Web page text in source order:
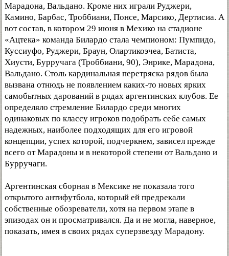
Марадона, Вальдано. Кроме них играли Руджери,
Камино, Барбас, Троббиани, Понсе, Марсико, Дертисиа. А
вот состав, в котором 29 июня в Мехико на стадионе
«Ацтека» команда Билардо стала чемпионом: Пумпидо,
Куссиуфо, Руджери, Браун, Олартикоэчеа, Батиста,
Хиусти, Бурручага (Троббиани, 90), Энрике, Марадона,
Вальдано. Столь кардинальная перетряска рядов была
вызвана отнюдь не появлением каких-то новых ярких
самобытных дарований в рядах аргентинских клубов. Ее
определяло стремление Билардо среди многих
одинаковых по классу игроков подобрать себе самых
надежных, наиболее подходящих для его игровой
концепции, успех которой, подчеркнем, зависел прежде
всего от Марадоны и в некоторой степени от Вальдано и
Бурручаги.
Аргентинская сборная в Мексике не показала того
открытого антифутбола, который ей предрекали
собственные обозреватели, хотя на первом этапе в
эпизодах он и просматривался. Да и не могла, наверное,
показать, имея в своих рядах суперзвезду Марадону.